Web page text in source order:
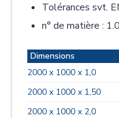
Tolérances svt.
n° de matière :
Dimensions
2000 x 1000 x 1,0
2000 x 1000 x 1,50
2000 x 1000 x 2,0